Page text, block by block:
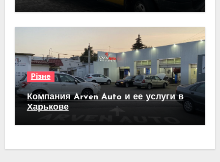
Різне
Компания Arven Auto и ее услуги в
Харькове